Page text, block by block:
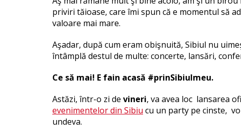
priviri tăioase, care îmi spun că e momentul să
valoare mai mare.
Aşadar, după cum eram obişnuită, Sibiul nu
întâmplă destul de multe: concerte, lansări,
Ce să mai! E fain acasă #prinSibiulmeu.
Astăzi, într-o zi de vineri, va avea loc lansarea
evenimentelor din Sibiu cu un party pe cinste,
undeva.